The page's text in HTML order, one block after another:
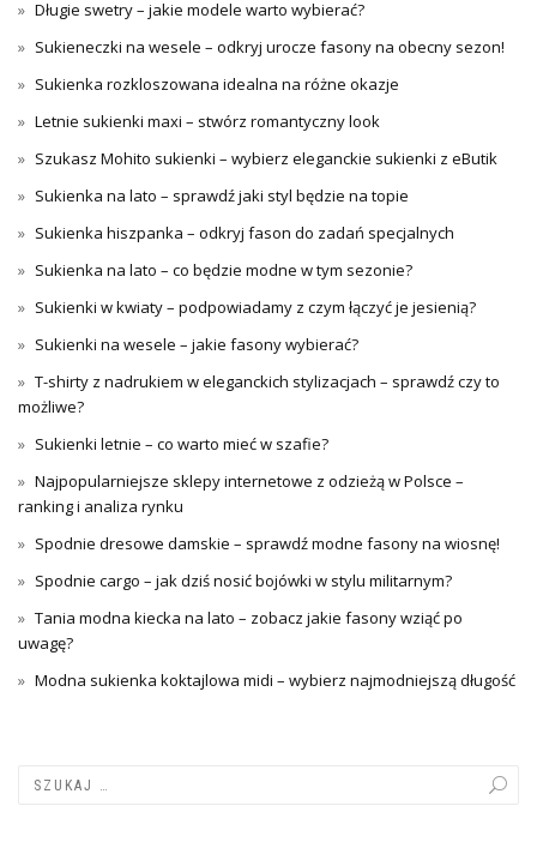
Długie swetry – jakie modele warto wybierać?
Sukieneczki na wesele – odkryj urocze fasony na obecny sezon!
Sukienka rozkloszowana idealna na różne okazje
Letnie sukienki maxi – stwórz romantyczny look
Szukasz Mohito sukienki – wybierz eleganckie sukienki z eButik
Sukienka na lato – sprawdź jaki styl będzie na topie
Sukienka hiszpanka – odkryj fason do zadań specjalnych
Sukienka na lato – co będzie modne w tym sezonie?
Sukienki w kwiaty – podpowiadamy z czym łączyć je jesienią?
Sukienki na wesele – jakie fasony wybierać?
T-shirty z nadrukiem w eleganckich stylizacjach – sprawdź czy to
możliwe?
Sukienki letnie – co warto mieć w szafie?
Najpopularniejsze sklepy internetowe z odzieżą w Polsce –
ranking i analiza rynku
Spodnie dresowe damskie – sprawdź modne fasony na wiosnę!
Spodnie cargo – jak dziś nosić bojówki w stylu militarnym?
Tania modna kiecka na lato – zobacz jakie fasony wziąć po
uwagę?
Modna sukienka koktajlowa midi – wybierz najmodniejszą długość